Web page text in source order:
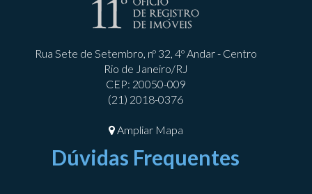
Rua Sete de Setembro, nº 32, 4º Andar - Centro
Rio de Janeiro/RJ
CEP: 20050-009
(21) 2018-0376
Ampliar Mapa
Dúvidas Frequentes